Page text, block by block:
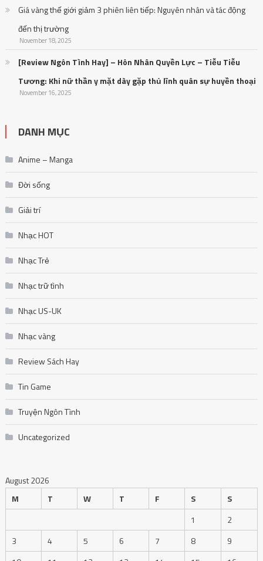
Giá vàng thế giới giảm 3 phiên liên tiếp: Nguyên nhân và tác động
đến thị trường
November 18, 2025
[Review Ngôn Tình Hay] – Hôn Nhân Quyền Lực – Tiễu Tiễu
Tương: Khi nữ thần y mặt dày gặp thủ lĩnh quân sự huyền thoại
November 16, 2025
DANH MỤC
Anime – Manga
Đời sống
Giải trí
Nhạc HOT
Nhạc Trẻ
Nhạc trữ tình
Nhạc US-UK
Nhạc vàng
Review Sách Hay
Tin Game
Truyện Ngôn Tình
Uncategorized
August 2026
M
T W T F S
S
1
2
3
4 5 6 7 8
9